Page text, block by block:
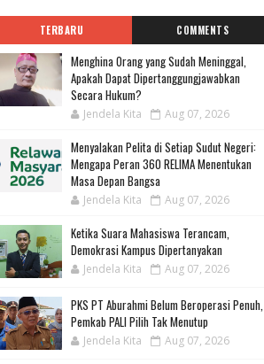
TERBARU COMMENTS
Menghina Orang yang Sudah Meninggal,
Apakah Dapat Dipertanggungjawabkan
Secara Hukum?
Jendela Kita Aug 07, 2026
Menyalakan Pelita di Setiap Sudut Negeri:
Mengapa Peran 360 RELIMA Menentukan
Masa Depan Bangsa
Jendela Kita Aug 07, 2026
Ketika Suara Mahasiswa Terancam,
Demokrasi Kampus Dipertanyakan
Jendela Kita Aug 07, 2026
PKS PT Aburahmi Belum Beroperasi Penuh,
Pemkab PALI Pilih Tak Menutup
Jendela Kita Aug 07, 2026